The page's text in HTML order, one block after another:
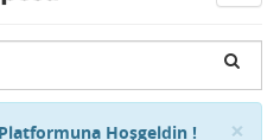
×
Hoşgeldin !